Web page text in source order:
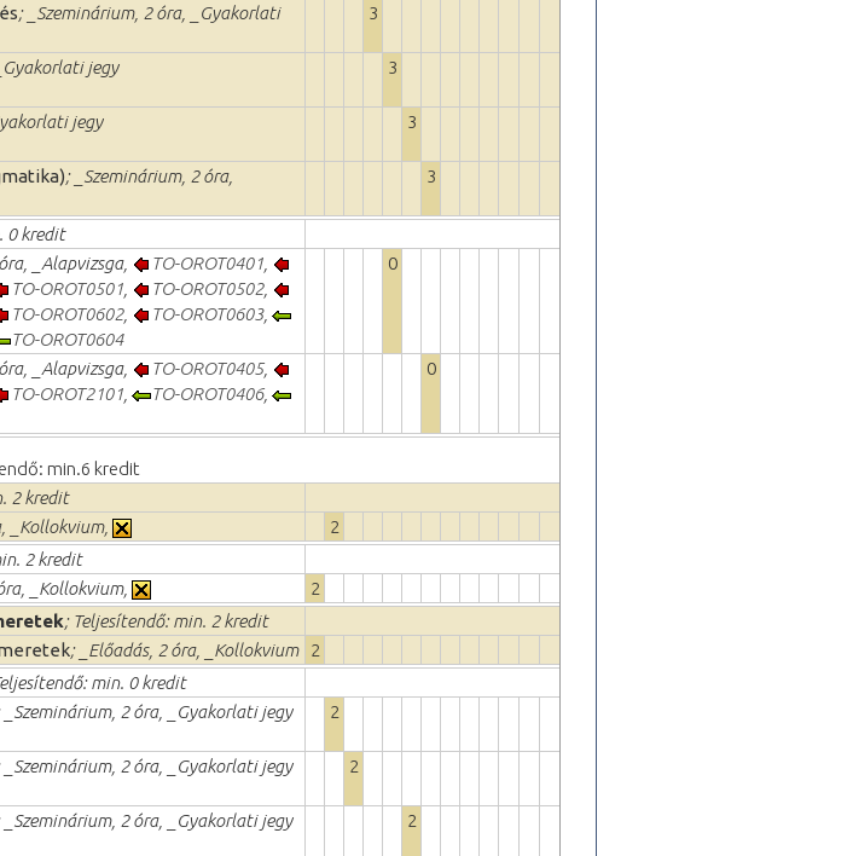
; _Szeminárium, 2 óra, _Gyakorlati
3
jegy 3
jegy 3
; _Szeminárium, 2 óra,
3
0 kredit
_Alapvizsga, TO-OROT0401
TO-OROT0501 TO-OROT0502,
TO-OROT0602, TO-OROT0603,
TO-OROT0604
0
_Alapvizsga, TO-OROT0405,
TO-OROT2101 TO-OROT0406,
0
min.6 kredit
2 kredit
_Kollokvium,
2
2 kredit
_Kollokvium,
2
; Teljesítendő: min. 2 kredit
; _Előadás, 2 óra, _Kollokvium
2
min. 0 kredit
_Szeminárium, 2 óra, _Gyakorlati jegy 2
_Szeminárium, 2 óra, _Gyakorlati jegy 2
_Szeminárium, 2 óra, _Gyakorlati jegy 2